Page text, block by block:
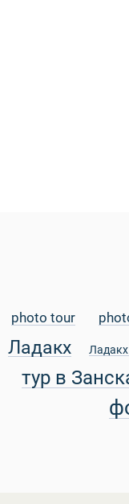
photo tour
Ладакх
тур в